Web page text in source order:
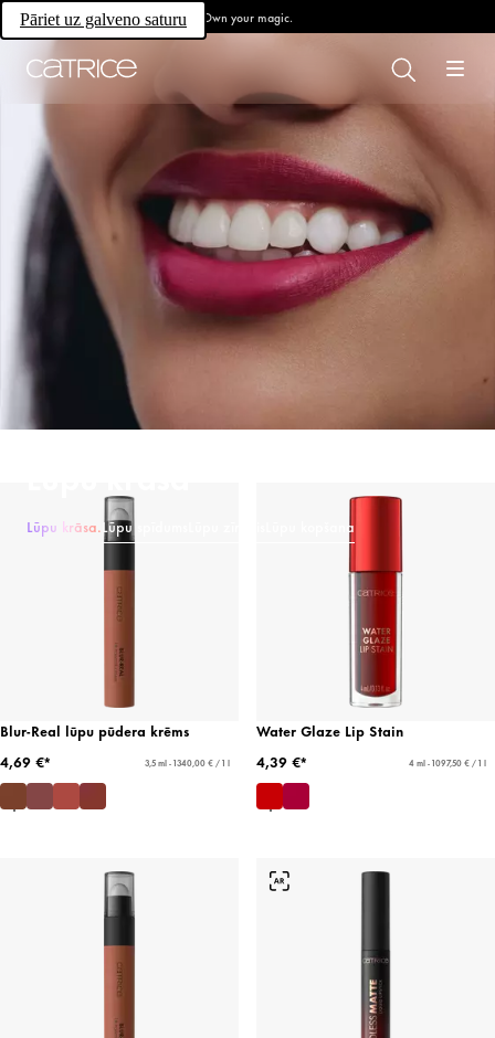
Pāriet uz galveno saturu Own your magic.
Lūpu krāsa.Lūpu spīdums Lūpu kopšana
Blur-Real lūpu pūdera krēms
4,69 €*
3,5 ml - 1340,00 € / 1 l
Water Glaze Lip Stain
4,39 €*
4 ml - 1097,50 € / 1 l